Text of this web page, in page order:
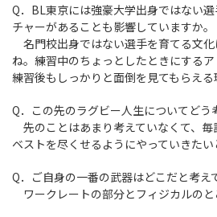
Q．BL東京には強豪大学出身ではない
チャーがあることも影響していますか。
名門校出身ではない選手を育てる文
ね。練習中のちょっとしたときにするア
練習後もしっかりと面倒を見てもらえる
Q．この先のラグビー人生についてどう
先のことはあまり考えていなくて、
ベストを尽くせるようにやっていきたい
Q．ご自身の一番の武器はどこだと考え
ワークレートの部分とフィジカルのと